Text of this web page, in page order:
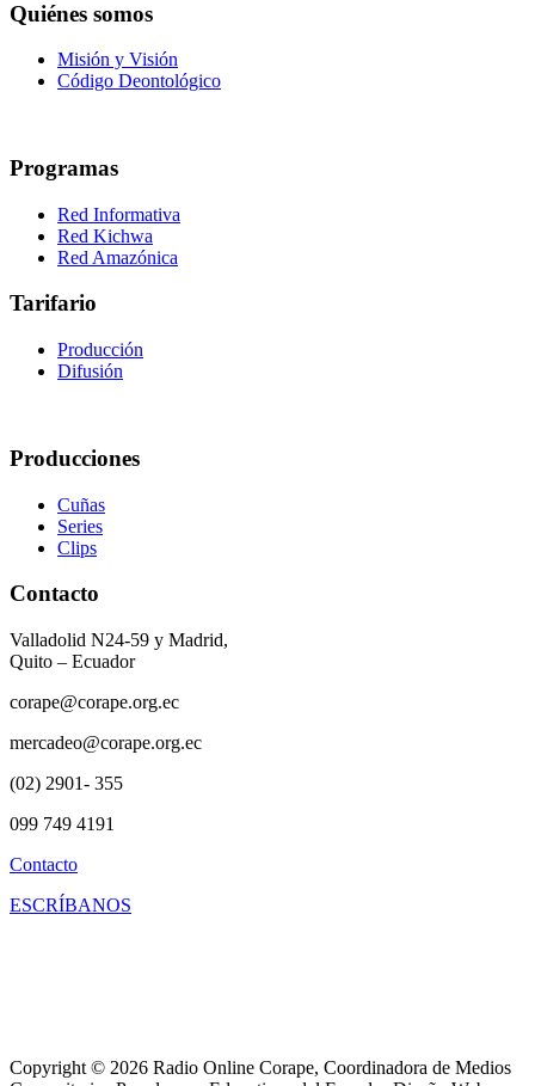
Quiénes somos
Misión y Visión
Código Deontológico
Programas
Red Informativa
Red Kichwa
Red Amazónica
Tarifario
Producción
Difusión
Producciones
Cuñas
Series
Clips
Contacto
Valladolid N24-59 y Madrid,
Quito – Ecuador
corape@corape.org.ec
mercadeo@corape.org.ec
(02) 2901- 355
099 749 4191
Contacto
ESCRÍBANOS
Copyright © 2026 Radio Online Corape, Coordinadora de Medios